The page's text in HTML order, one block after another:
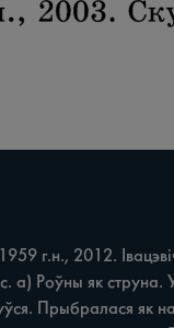
г.н., 2012.
а) Роўны як
Прыбралася як на